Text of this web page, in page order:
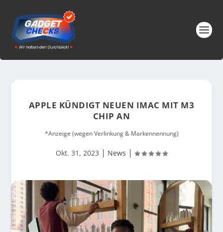
APPLE KÜNDIGT NEUEN IMAC MIT M3
CHIP AN
*Anzeige (wegen Verlinkung & Markennennung)
Okt. 31, 2023 | News |